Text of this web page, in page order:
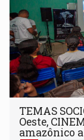
TEMAS
Oeste,
amazônico